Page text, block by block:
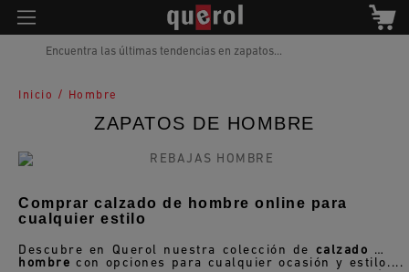
Encuentra las últimas tendencias en zapatos...
Inicio / Hombre
ZAPATOS DE HOMBRE
Comprar calzado de hombre online para
cualquier estilo
Descubre en Querol nuestra colección de calzado de
hombre con opciones para cualquier ocasión y estilo.